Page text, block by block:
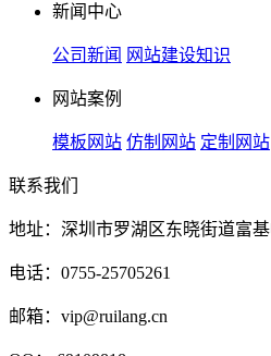
新闻中心
公司新闻 网站建设知识
网站案例
模板网站 仿制网站 定制网站
联系我们
地址：深圳市罗湖区东晓街道富
电话：0755-25705261
邮箱：vip@ruilang.cn